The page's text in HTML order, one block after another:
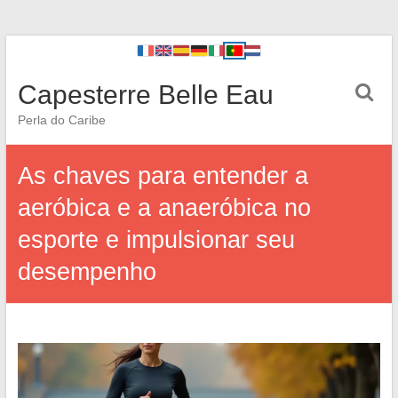
Capesterre Belle Eau
Perla do Caribe
As chaves para entender a
aeróbica e a anaeróbica no
esporte e impulsionar seu
desempenho